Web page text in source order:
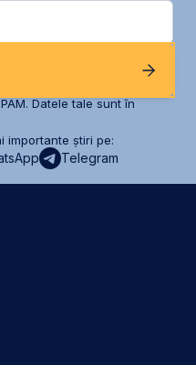
Datele tale sunt în
importante știri pe:
Telegram